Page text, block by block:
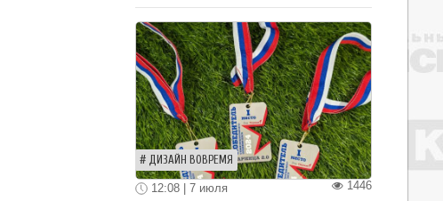
ДИЗАЙН ВОВРЕМЯ
1446
12:08 | 7 июля